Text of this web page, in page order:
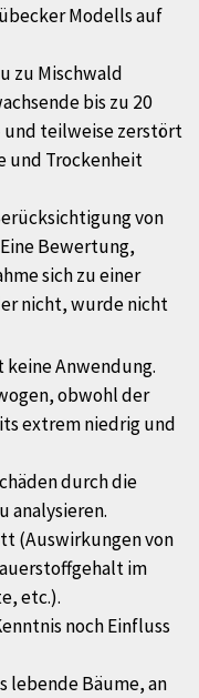
Modells auf
zu Mischwald
bis zu 20
und teilweise zerstört
und Trockenheit
von
Bewertung,
sich zu einer
nicht, wurde nicht
Anwendung.
obwohl der
extrem niedrig und
durch die
analysieren.
(Auswirkungen von
im
etc.).
noch Einfluss
lebende Bäume, an